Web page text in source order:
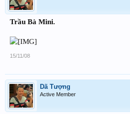
Trầu Bà Mini.
15/11/08
Dã Tượng
Active Member